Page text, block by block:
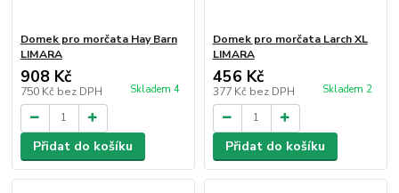
Domek pro morčata Hay Barn
LIMARA
908 Kč
750 Kč bez DPH Skladem 4
Přidat do košíku
Domek pro morčata Larch XL
LIMARA
456 Kč
377 Kč bez DPH Skladem 2
Přidat do košíku